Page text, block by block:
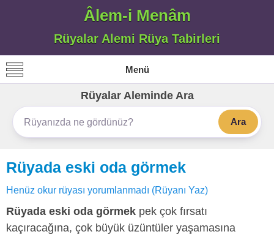
Âlem-i Menâm
Rüyalar Alemi Rüya Tabirleri
Menü
Rüyalar Aleminde Ara
Ara
Rüyada eski oda görmek
Henüz okur rüyası yorumlanmadı (Rüyanı Yaz)
Rüyada eski oda görmek pek çok fırsatı
kaçıracağına, çok büyük üzüntüler yaşamasına